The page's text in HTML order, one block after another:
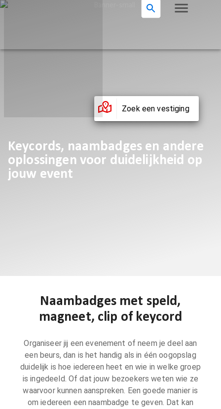
Zoek een vestiging
Keycords, naambadges en andere
oplossingen voor duidelijkheid op
jouw event
Naambadges met speld,
magneet, clip of keycord
Organiseer jij een evenement of neem je deel aan
een beurs, dan is het handig als in één oogopslag
duidelijk is hoe iedereen heet en wie in welke groep
is ingedeeld. Of dat jouw bezoekers weten wie ze
waarvoor kunnen aanspreken. Een goede manier is
om iedereen een naambadge te geven. Dat kan